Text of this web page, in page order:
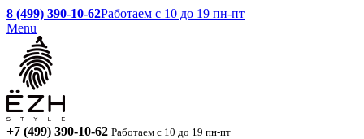
8 (499) 390-10-62Работаем с 10 до 19 пн-пт
Menu
+7 (499) 390-10-62 Работаем с 10 до 19 пн-пт